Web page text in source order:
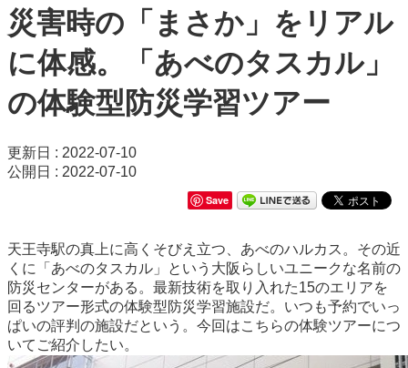
災害時の「まさか」をリアル
に体感。「あべのタスカル」
の体験型防災学習ツアー
更新日 : 2022-07-10
公開日 : 2022-07-10
Save
天王寺駅の真上に高くそびえ立つ、あべのハルカス。その近
くに「あべのタスカル」という大阪らしいユニークな名前の
防災センターがある。最新技術を取り入れた15のエリアを
回るツアー形式の体験型防災学習施設だ。いつも予約でいっ
ぱいの評判の施設だという。今回はこちらの体験ツアーにつ
いてご紹介したい。